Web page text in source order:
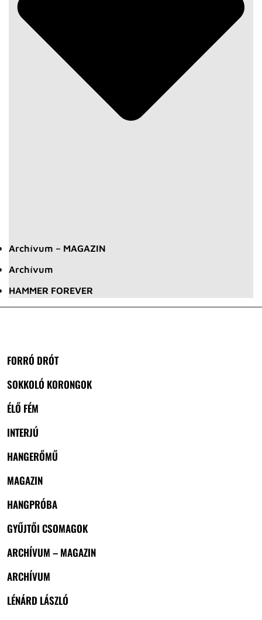
Archívum – MAGAZIN
Archívum
HAMMER FOREVER
FORRÓ DRÓT
SOKKOLÓ KORONGOK
ÉLŐ FÉM
INTERJÚ
HANGERŐMŰ
MAGAZIN
HANGPRÓBA
GYŰJTŐI CSOMAGOK
ARCHÍVUM – MAGAZIN
ARCHÍVUM
LÉNÁRD LÁSZLÓ